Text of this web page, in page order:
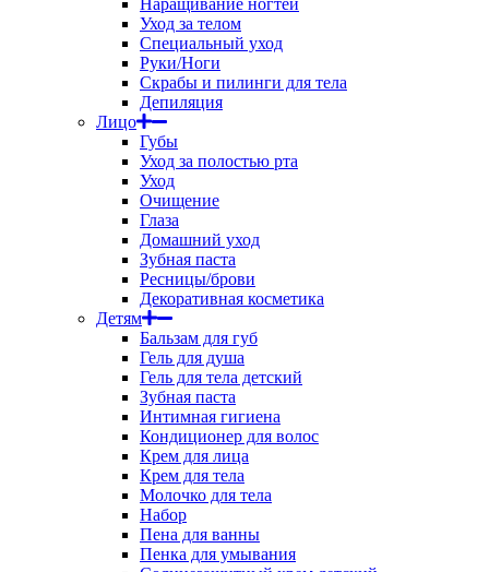
Наращивание ногтей
Уход за телом
Специальный уход
Руки/Ноги
Скрабы и пилинги для тела
Депиляция
Лицо
Губы
Уход за полостью рта
Уход
Очищение
Глаза
Домашний уход
Зубная паста
Ресницы/брови
Декоративная косметика
Детям
Бальзам для губ
Гель для душа
Гель для тела детский
Зубная паста
Интимная гигиена
Кондиционер для волос
Крем для лица
Крем для тела
Молочко для тела
Набор
Пена для ванны
Пенка для умывания